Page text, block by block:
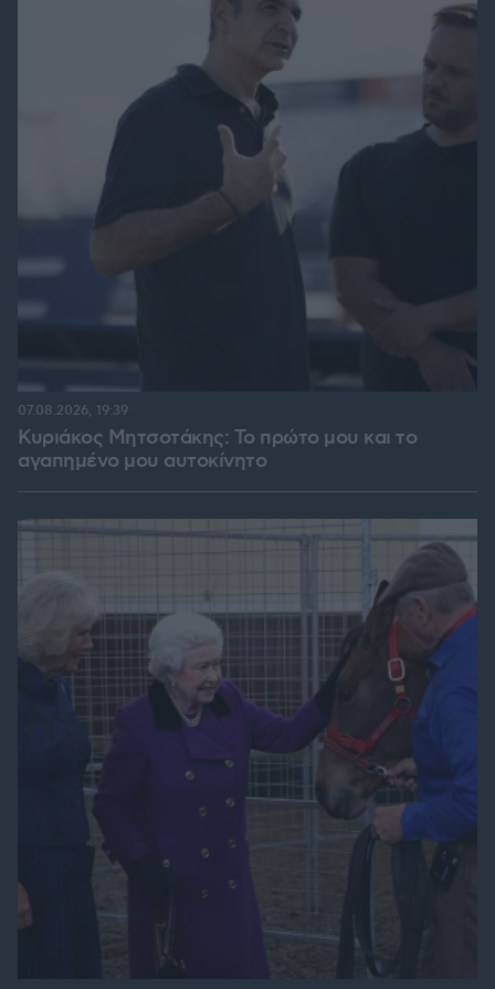
Κυριάκος Μητσοτάκης: Το πρώτο μου και το
αγαπημένο μου αυτοκίνητο
07.08.2026, 19:39